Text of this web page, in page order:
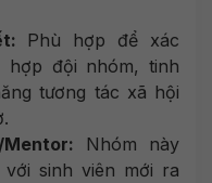
Phù hợp để xác
hợp đội nhóm, tinh
tương tác xã hội
Nhóm này
sinh viên mới ra